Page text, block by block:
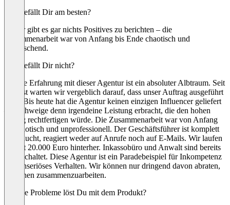
Was gefällt Dir am besten?
Leider gibt es gar nichts Positives zu berichten – die
Zusammenarbeit war von Anfang bis Ende chaotisch und
enttäuschend.
Was gefällt Dir nicht?
Unsere Erfahrung mit dieser Agentur ist ein absoluter Albtraum. Seit
August warten wir vergeblich darauf, dass unser Auftrag ausgeführt
wird. Bis heute hat die Agentur keinen einzigen Influencer geliefert
– geschweige denn irgendeine Leistung erbracht, die den hohen
Betrag rechtfertigen würde. Die Zusammenarbeit war von Anfang
an chaotisch und unprofessionell. Der Geschäftsführer ist komplett
abgetaucht, reagiert weder auf Anrufe noch auf E-Mails. Wir laufen
derzeit 20.000 Euro hinterher. Inkassobüro und Anwalt sind bereits
eingeschaltet. Diese Agentur ist ein Paradebeispiel für Inkompetenz
und unseriöses Verhalten. Wir können nur dringend davon abraten,
mit ihnen zusammenzuarbeiten.
Welche Probleme löst Du mit dem Produkt?